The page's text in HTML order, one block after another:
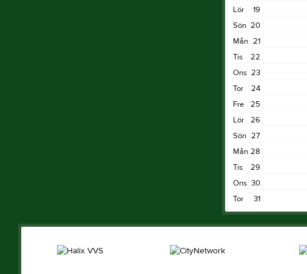
19
Lör
20
Sön
21
Mån
22
Tis
23
Ons
24
Tor
25
Fre
26
Lör
27
Sön
28
Mån
29
Tis
30
Ons
31
Tor